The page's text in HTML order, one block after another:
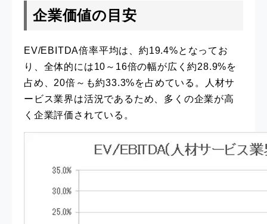
企業価値の目安
EV/EBITDA倍率平均は、約19.4%となってお
り、全体的には10～16倍の幅が広く約28.9%を
占め、20倍～も約33.3%を占めている。人材サ
ービス業界は活況であるため、多くの企業が高
く企業評価されている。